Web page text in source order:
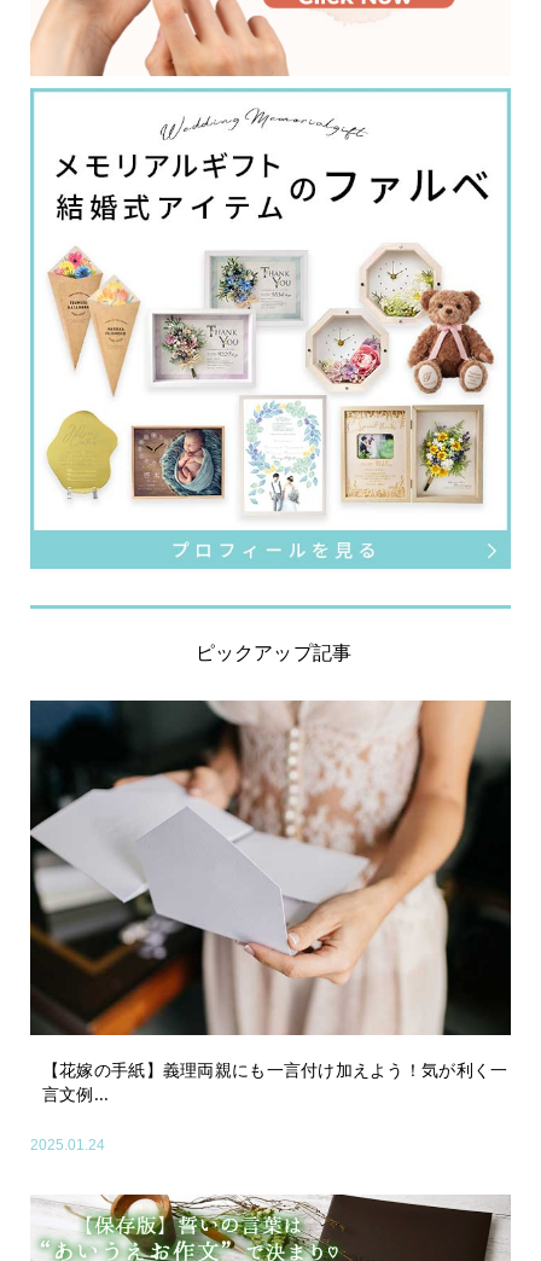
ピックアップ記事
【花嫁の手紙】義理両親にも一言付け加えよう！気が利く一
言文例...
2025.01.24